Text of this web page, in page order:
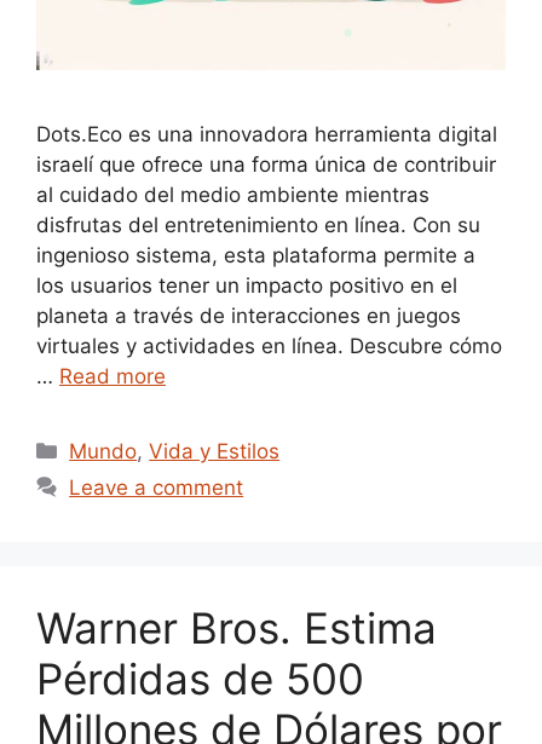
Dots.Eco es una innovadora herramienta digital
israelí que ofrece una forma única de contribuir
al cuidado del medio ambiente mientras
disfrutas del entretenimiento en línea. Con su
ingenioso sistema, esta plataforma permite a
los usuarios tener un impacto positivo en el
planeta a través de interacciones en juegos
virtuales y actividades en línea. Descubre cómo
… Read more
Categories
Mundo,Vida y Estilos
Leave a comment
Warner Bros. Estima
Pérdidas de 500
Millones de Dólares por